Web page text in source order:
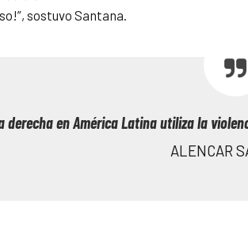
sostuvo Santana.
derecha en América Latina utiliza la
ALENCAR